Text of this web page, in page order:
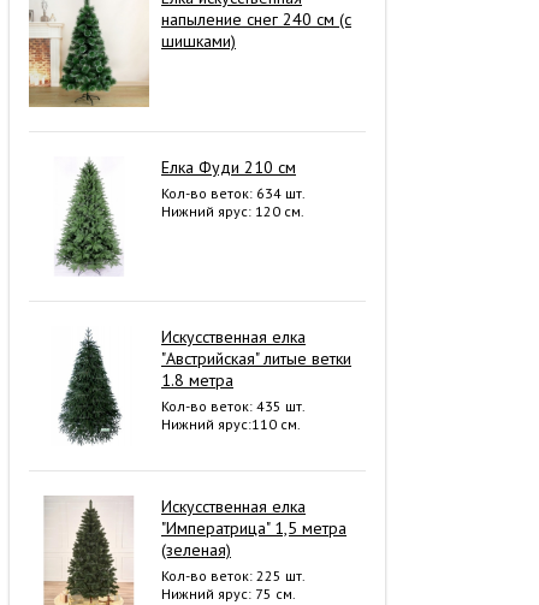
напыление снег 240 см (с
шишками)
Елка Фуди 210 см
Кол-во веток: 634 шт.
Нижний ярус: 120 см.
Искусственная елка
"Австрийская" литые ветки
1.8 метра
Кол-во веток: 435 шт.
Нижний ярус:110 см.
Искусственная елка
"Императрица" 1,5 метра
(зеленая)
Кол-во веток: 225 шт.
Нижний ярус: 75 см.